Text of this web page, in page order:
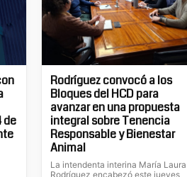
de
Rodríguez convocó a los
Bloques del HCD para
avanzar en una propuesta
integral sobre Tenencia
Responsable y Bienestar
Animal
La intendenta interina María Laura
Rodríguez encabezó este jueves